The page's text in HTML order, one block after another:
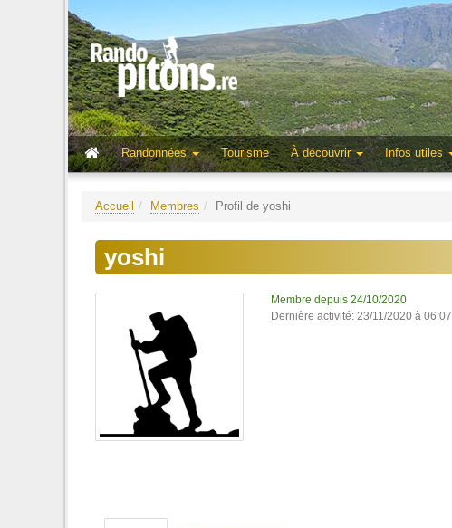
Randonnées
Tourisme À découvrir Infos utiles
Accueil Membres Profil de yoshi
yoshi
Membre depuis 24/10/2020
Dernière activité: 23/11/2020 à 06:07